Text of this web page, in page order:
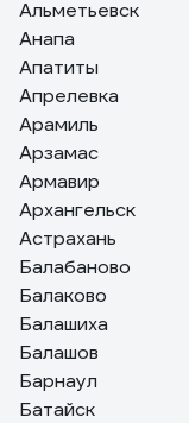
Альметьевск
Анапа
Апатиты
Апрелевка
Арамиль
Арзамас
Армавир
Архангельск
Астрахань
Балабаново
Балаково
Балашиха
Балашов
Барнаул
Батайск